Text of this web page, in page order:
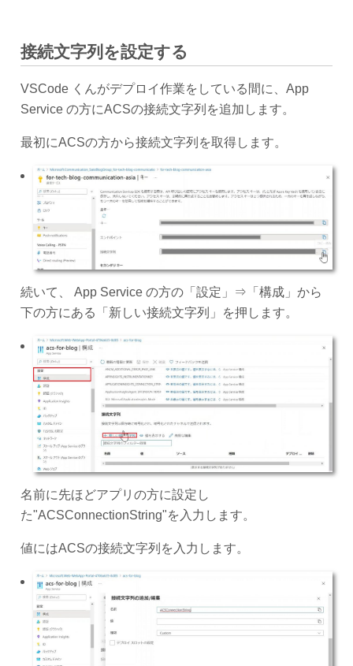
接続文字列を設定する
VSCode くんがデプロイ作業をしている間に、App
Service の方にACSの接続文字列を追加します。
最初にACSの方から接続文字列を取得します。
続いて、 App Service の方の「設定」⇒「構成」から
下の方にある「新しい接続文字列」を押します。
名前に先ほどアプリの方に設定し
た"ACSConnectionString"を入力します。
値にはACSの接続文字列を入力します。